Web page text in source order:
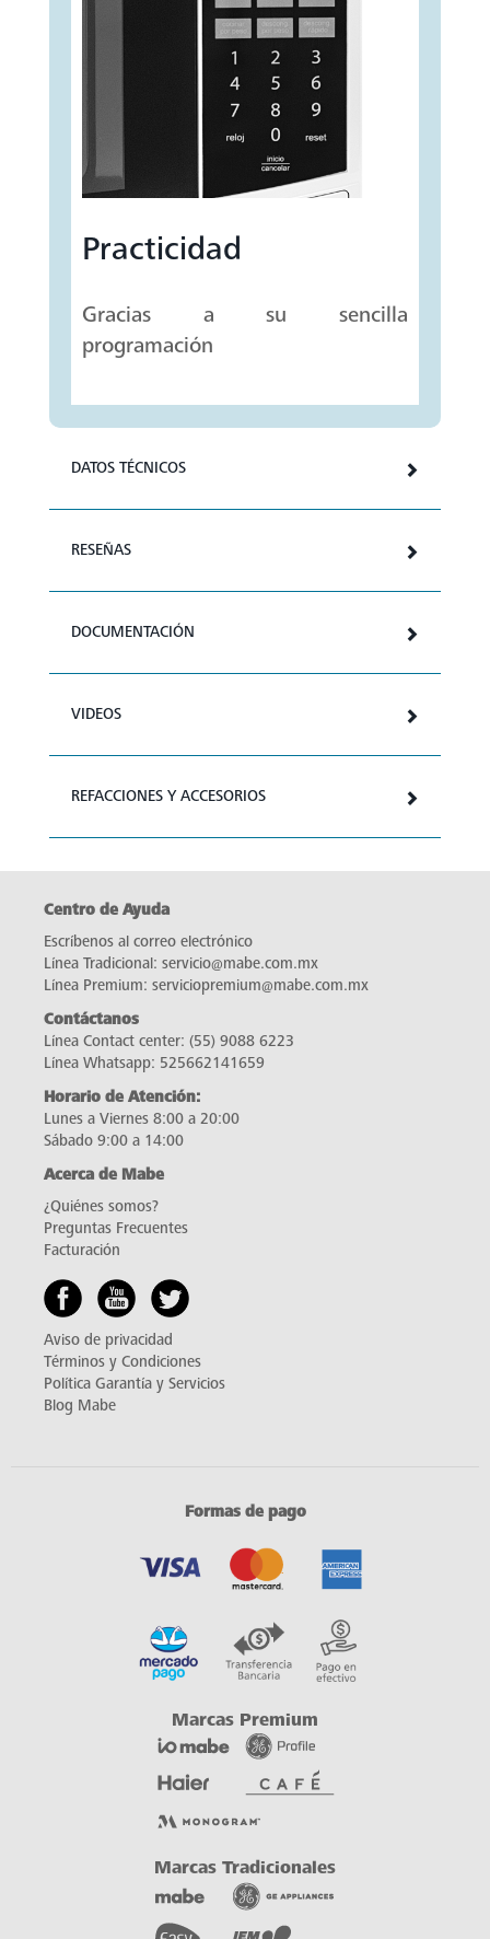
Practicidad
Gracias a su sencilla
programación
DATOS TÉCNICOS
RESEÑAS
DOCUMENTACIÓN
VIDEOS
REFACCIONES Y ACCESORIOS
Centro de Ayuda
Escríbenos al correo electrónico
Línea Tradicional: servicio@mabe.com.mx
Línea Premium: serviciopremium@mabe.com.mx
Contáctanos
Línea Contact center: (55) 9088 6223
Línea Whatsapp: 525662141659
Horario de Atención:
Lunes a Viernes 8:00 a 20:00
Sábado 9:00 a 14:00
Acerca de Mabe
¿Quiénes somos?
Preguntas Frecuentes
Facturación
Aviso de privacidad
Términos y Condiciones
Política Garantía y Servicios
Blog Mabe
Formas de pago